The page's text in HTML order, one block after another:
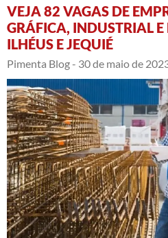
VEJA 82 VAGAS DE
GRÁFICA, INDUSTRIAL E
ILHÉUS E JEQUIÉ
Pimenta Blog - 30 de maio de